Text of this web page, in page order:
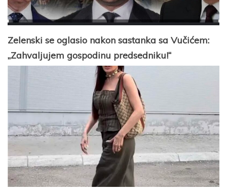
Zelenski se oglasio nakon sastanka sa Vučićem:
„Zahvaljujem gospodinu predsedniku!“